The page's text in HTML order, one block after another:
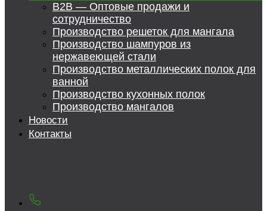
B2B — Оптовые продажи и
сотрудничество
Производство решеток для мангала
Производство шампуров из
нержавеющей стали
Производство металлических полок для
ванной
Производство кухонных полок
Производство мангалов
Новости
Контакты